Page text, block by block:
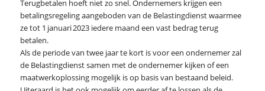
Terugbetalen hoeft niet zo snel. Ondernemers krijgen een
betalingsregeling aangeboden van de Belastingdienst waarmee
ze tot 1 januari 2023 iedere maand een vast bedrag terug
betalen.
Als de periode van twee jaar te kort is voor een ondernemer zal
de Belastingdienst samen met de ondernemer kijken of een
maatwerkoplossing mogelijk is op basis van bestaand beleid.